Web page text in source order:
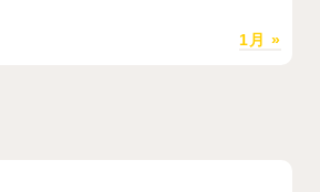
1月 »